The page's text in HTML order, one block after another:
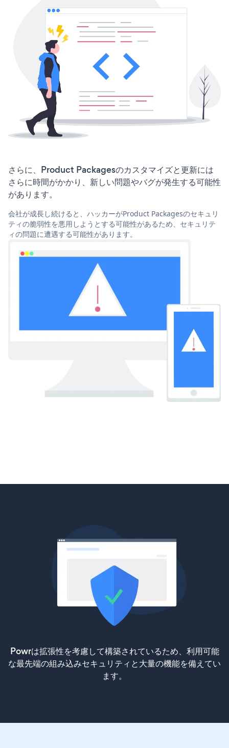
さらに、Product Packagesのカスタマイズと更新には
さらに時間がかかり、新しい問題やバグが発生する可能性
があります。
会社が成長し続けると、ハッカーがProduct Packagesのセキュリ
ティの脆弱性を悪用しようとする可能性があるため、セキュリテ
ィの問題に遭遇する可能性があります。
Powrは拡張性を考慮して構築されているため、利用可能
な最先端の組み込みセキュリティと大量の機能を備えてい
ます。